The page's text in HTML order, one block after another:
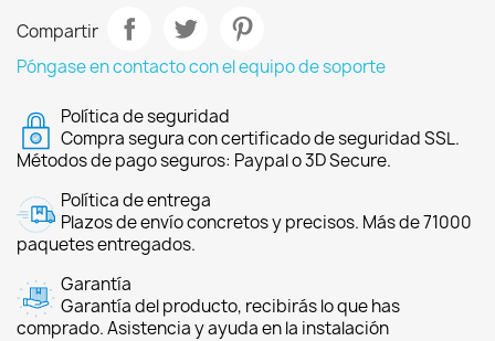
Compartir
Póngase en contacto con el equipo de soporte
Política de seguridad
Compra segura con certificado de seguridad SSL.
Métodos de pago seguros: Paypal o 3D Secure.
Política de entrega
Plazos de envío concretos y precisos. Más de 71000
paquetes entregados.
Garantía
Garantía del producto, recibirás lo que has
comprado. Asistencia y ayuda en la instalación